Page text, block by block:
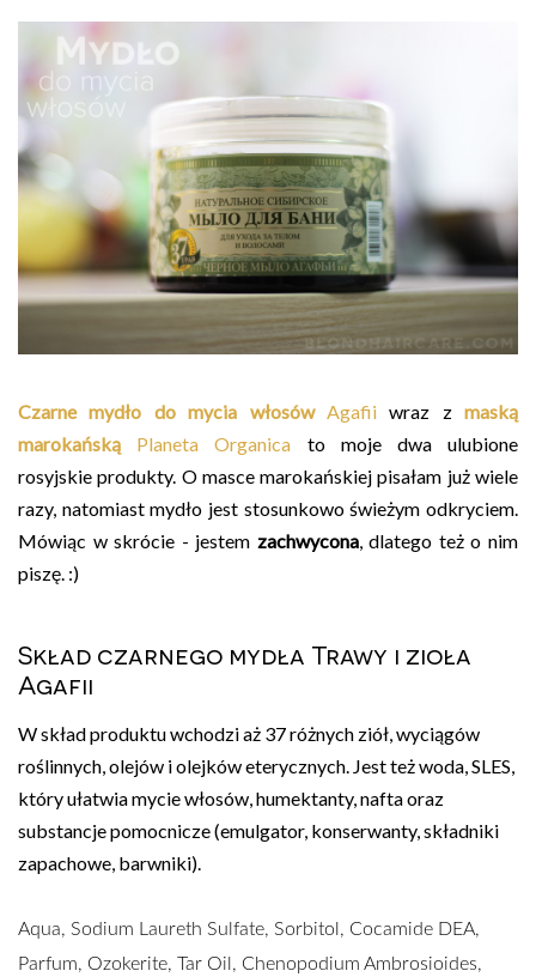
Czarne mydło do mycia włosówAgafiiwraz z maską
marokańską Planeta Organica to moje dwa ulubione
rosyjskie produkty. O masce marokańskiej pisałam już wiele
razy, natomiast mydło jest stosunkowo świeżym odkryciem.
Mówiąc w skrócie - jestem zachwycona, dlatego też o nim
piszę. :)
Skład czarnego mydła Trawy i zioła
Agafii
W skład produktu wchodzi aż 37 różnych ziół, wyciągów
roślinnych, olejów i olejków eterycznych. Jest też woda, SLES,
który ułatwia mycie włosów, humektanty, nafta oraz
substancje pomocnicze (emulgator, konserwanty, składniki
zapachowe, barwniki).
Aqua, Sodium Laureth Sulfate, Sorbitol, Cocamide DEA,
Parfum, Ozokerite, Tar Oil, Chenopodium Ambrosioides,